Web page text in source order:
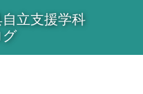
立支援学科
グ